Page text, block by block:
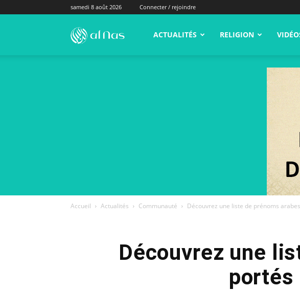
samedi 8 août 2026 Connecter / rejoindre
alNas.fr ACTUALITÉS RELIGION
Accueil Actualités Communauté Découvrez une liste de prénoms
Découvrez une
portés